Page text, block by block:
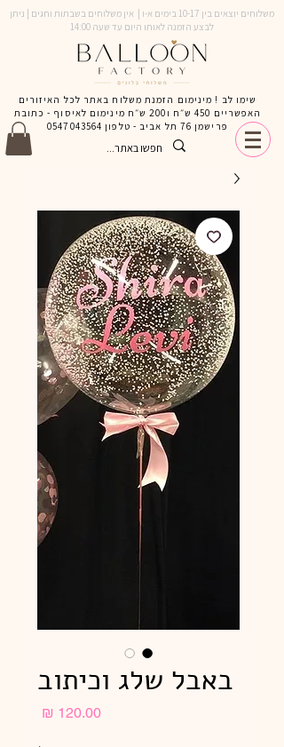
משלוחים יוצאים בין 10-17 בימים א-ו | אין משלוחים בשבתות וחגים | ניתן
לבצע הזמנה לאותו היום עד שעה 14:00
שימו לב ! מינימום הזמנת משלוח באתר לכל האיזורים
האפשריים 450 ש״ח ו200 ש״ח מינימום לאיסוף - כתובת
פרישמן 76 תל אביב - טלפון
0547043564
באבל שלג וכיתוב